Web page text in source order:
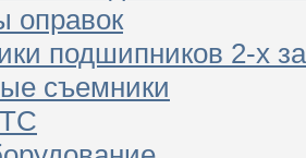
оправок
подшипников 2-х
съемники